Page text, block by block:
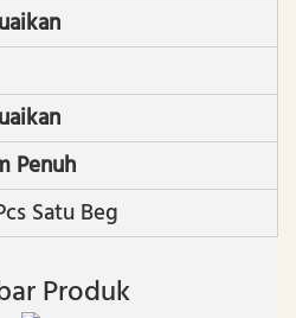
Penuh
Satu Beg
Produk